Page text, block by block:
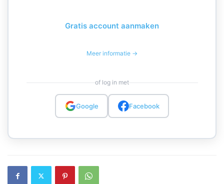
Gratis account aanmaken
Meer informatie →
of log in met
Google Facebook